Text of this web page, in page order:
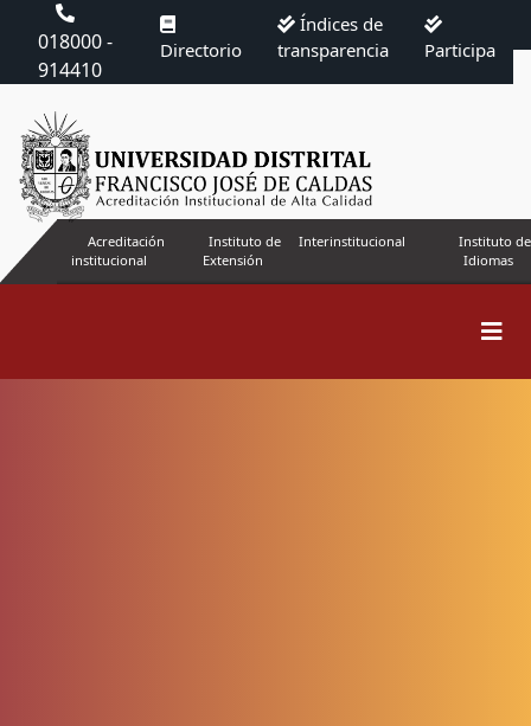
018000 -
914410
Directorio
Índices de
transparencia
Participa
Acreditación
institucional
Instituto de
Extensión
Interinstitucional
Instituto de
Idiomas